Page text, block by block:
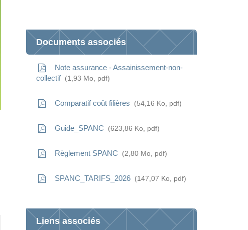
Documents associés
Note assurance - Assainissement-non-
collectif
1,93 Mo , pdf
Comparatif coût filières 54,16 Ko , pdf
Guide_SPANC 623,86 Ko , pdf
Règlement SPANC 2,80 Mo , pdf
SPANC_TARIFS_2026 147,07 Ko , pdf
Liens associés